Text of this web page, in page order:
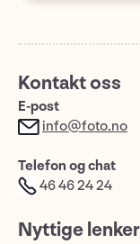
Kontakt oss
E-post
info@foto.no
Telefon og chat
46 46 24 24
Nyttige lenker